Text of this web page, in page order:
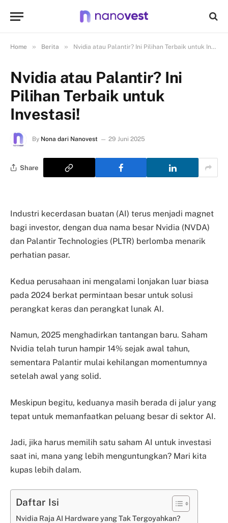
Home » Berita » Nvidia atau Palantir? Ini Pilihan Terbaik untuk Investasi!
Nvidia atau Palantir? Ini
Pilihan Terbaik untuk
Investasi!
By Nona dari Nanovest 29 Juni 2025
Share
Industri kecerdasan buatan (AI) terus menjadi magnet
bagi investor, dengan dua nama besar Nvidia (NVDA)
dan Palantir Technologies (PLTR) berlomba menarik
perhatian pasar.
Kedua perusahaan ini mengalami lonjakan luar biasa
pada 2024 berkat permintaan besar untuk solusi
perangkat keras dan perangkat lunak AI.
Namun, 2025 menghadirkan tantangan baru. Saham
Nvidia telah turun hampir 14% sejak awal tahun,
sementara Palantir mulai kehilangan momentumnya
setelah awal yang solid.
Meskipun begitu, keduanya masih berada di jalur yang
tepat untuk memanfaatkan peluang besar di sektor AI.
Jadi, jika harus memilih satu saham AI untuk investasi
saat ini, mana yang lebih menguntungkan? Mari kita
kupas lebih dalam.
Daftar Isi
Nvidia Raja AI Hardware yang Tak Tergoyahkan?